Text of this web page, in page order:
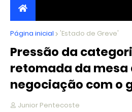
JORNALISMO INDEPENDENTE,
CRÍTICO
Página inicial 'Estado de Greve'
Pressão da
retomada da mesa
negociação com o
Junior Pentecoste